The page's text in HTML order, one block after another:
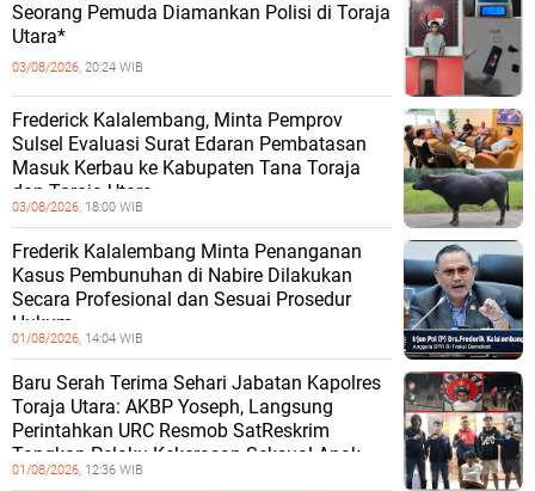
Seorang Pemuda Diamankan Polisi di Toraja
Utara*
03/08/2026, 20:24 WIB
Frederick Kalalembang, Minta Pemprov
Sulsel Evaluasi Surat Edaran Pembatasan
Masuk Kerbau ke Kabupaten Tana Toraja
dan Toraja Utara
03/08/2026, 18:00 WIB
Frederik Kalalembang Minta Penanganan
Kasus Pembunuhan di Nabire Dilakukan
Secara Profesional dan Sesuai Prosedur
Hukum
01/08/2026, 14:04 WIB
Baru Serah Terima Sehari Jabatan Kapolres
Toraja Utara: AKBP Yoseph, Langsung
Perintahkan URC Resmob SatReskrim
Tangkap Pelaku Kekerasan Seksual Anak
01/08/2026, 12:36 WIB